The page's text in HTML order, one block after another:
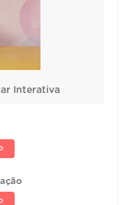
Interativa